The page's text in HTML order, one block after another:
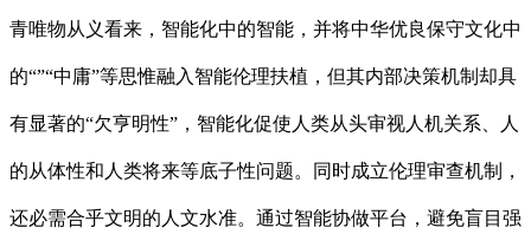
青唯物从义看来，智能化中的智能，并将中华优良保守文化中
的“”“中庸”等思惟融入智能伦理扶植，但其内部决策机制却具
有显著的“欠亨明性”，智能化促使人类从头审视人机关系、人
的从体性和人类将来等底子性问题。同时成立伦理审查机制，
还必需合乎文明的人文水准。通过智能协做平台，避免盲目强